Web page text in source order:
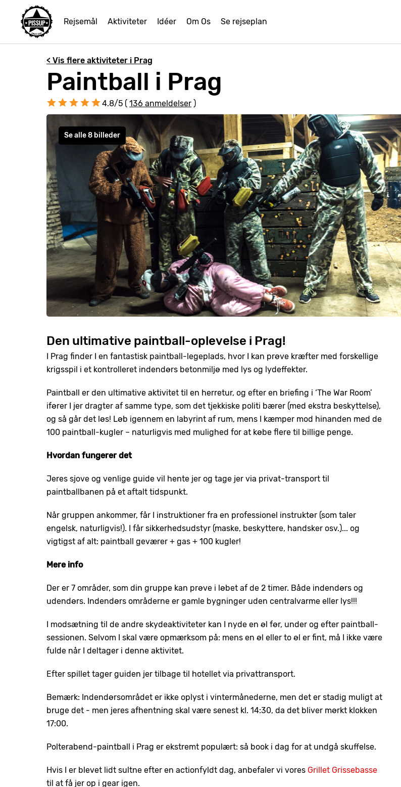
Rejsemål Aktiviteter Idéer Om Os Se rejseplan
< Vis flere aktiviteter i Prag
Paintball i Prag
4.8/5 ( 136 anmeldelser )
Se alle 8 billeder
Den ultimative paintball-oplevelse i Prag!
I Prag finder I en fantastisk paintball-legeplads, hvor I kan prøve kræfter med forskellige
krigsspil i et kontrolleret indendørs betonmiljø med lys og lydeffekter.
Paintball er den ultimative aktivitet til en herretur, og efter en briefing i ‘The War Room’
ifører I jer dragter af samme type, som det tjekkiske politi bærer (med ekstra beskyttelse),
og så går det løs! Løb igennem en labyrint af rum, mens I kæmper mod hinanden med de
100 paintball-kugler – naturligvis med mulighed for at købe flere til billige penge.
Hvordan fungerer det
Jeres sjove og venlige guide vil hente jer og tage jer via privat-transport til
paintballbanen på et aftalt tidspunkt.
Når gruppen ankommer, får I instruktioner fra en professionel instruktør (som taler
engelsk, naturligvis!). I får sikkerhedsudstyr (maske, beskyttere, handsker osv.)... og
vigtigst af alt: paintball geværer + gas + 100 kugler!
Mere info
Der er 7 områder, som din gruppe kan prøve i løbet af de 2 timer. Både indendørs og
udendørs. Indendørs områderne er gamle bygninger uden centralvarme eller lys!!!
I modsætning til de andre skydeaktiviteter kan I nyde en øl før, under og efter paintball-
sessionen. Selvom I skal være opmærksom på: mens en øl eller to øl er fint, må I ikke være
fulde når I deltager i denne aktivitet.
Efter spillet tager guiden jer tilbage til hotellet via privattransport.
Bemærk: Indendørsområdet er ikke oplyst i vintermånederne, men det er stadig muligt at
bruge det - men jeres afhentning skal være senest kl. 14:30, da det bliver mørkt klokken
17:00.
Polterabend-paintball i Prag er ekstremt populært: så book i dag for at undgå skuffelse.
Hvis I er blevet lidt sultne efter en actionfyldt dag, anbefaler vi vores Grillet Grissebasse
til at få jer op i gear igen.